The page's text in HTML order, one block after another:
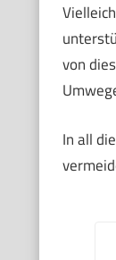
von
In all